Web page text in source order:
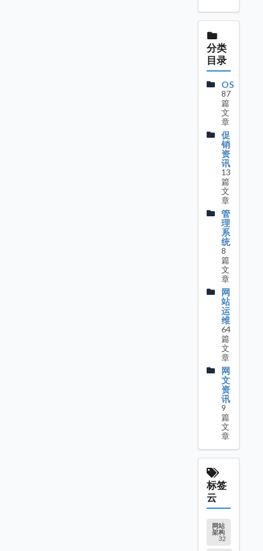
分类
目录
OS
87
篇
文
章
促
销
资
讯
13
篇
文
章
管
理
系
统
8
篇
文
章
网
站
运
维
64
篇
文
章
网
文
资
讯
9
篇
文
章
标签
云
网站
架构
32